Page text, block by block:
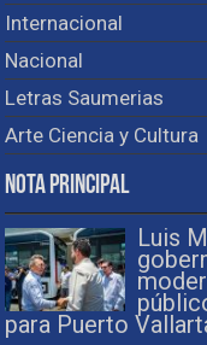
Internacional
Nacional
Letras Saumerias
Arte Ciencia y Cultura
Nota Principal
Luis
para Puerto